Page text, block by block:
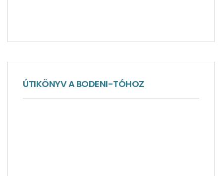
ÚTIKÖNYV A BODENI-TÓHOZ